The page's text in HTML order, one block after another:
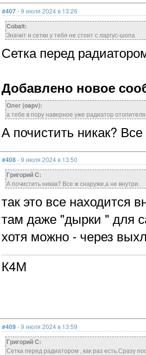
#407- 9 июля 2024 в 13:26
Cobalt:
Значит и сетки у тебя не стоит с ларгус-шопа
Сетка перед
Добавлено новое
Олег (oapv):
а тебе в пору наверное уже радиатор
А почистить никак?
#408- 9 июля 2024 в 13:50
Григорий С:
А почистить никак? Все ж снаружи,а не внутри.
так это все находится
там даже "дырки " для
хотя можно - через
К4М
#409- 9 июля 2024 в 13:59
Григорий С:
Сетка перед радиатором , как раз есть.Сразу